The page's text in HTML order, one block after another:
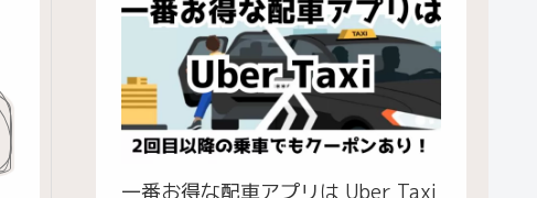
一番お得な配車アプリは Uber Taxi